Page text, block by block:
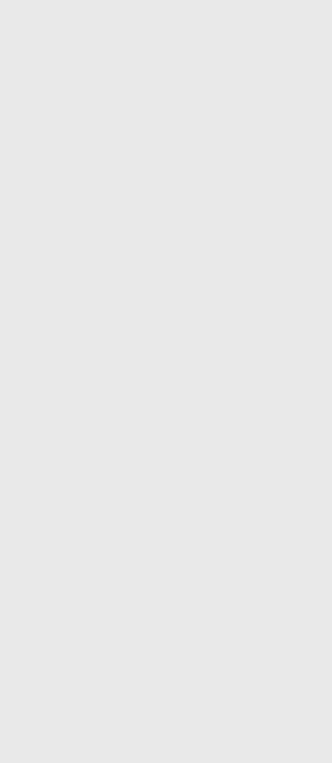
3 olur. Özcan hoca ön liberoda genelde iki
hem kayseri’de hem de Samsunspor’da
Bektaş garanti gibi dursa da, Vedat bu
oynamak zorunda kalırsa üç ön liberoda